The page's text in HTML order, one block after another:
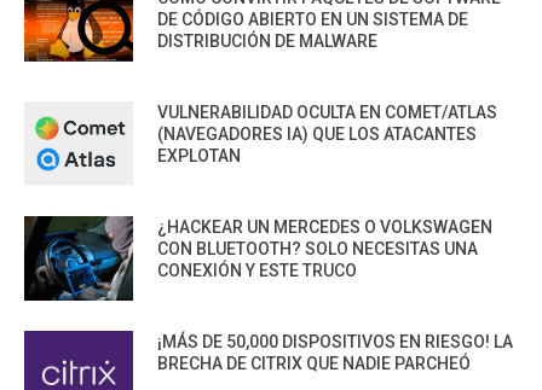
DE CÓDIGO ABIERTO EN UN SISTEMA DE
DISTRIBUCIÓN DE MALWARE
VULNERABILIDAD OCULTA EN COMET/ATLAS
(NAVEGADORES IA) QUE LOS ATACANTES
EXPLOTAN
¿HACKEAR UN MERCEDES O VOLKSWAGEN
CON BLUETOOTH? SOLO NECESITAS UNA
CONEXIÓN Y ESTE TRUCO
¡MÁS DE 50,000 DISPOSITIVOS EN RIESGO! LA
BRECHA DE CITRIX QUE NADIE PARCHEÓ